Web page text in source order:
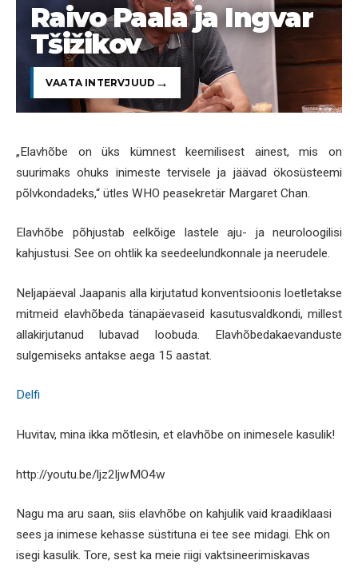
Raivo Paala ja Ingvar
Tšižikov
VAATA INTERVJUUD
„Elavhõbe on üks kümnest keemilisest ainest, mis on
suurimaks ohuks inimeste tervisele ja jäävad ökosüsteemi
põlvkondadeks,“ ütles WHO peasekretär Margaret Chan.
Elavhõbe põhjustab eelkõige lastele aju- ja neuroloogilisi
kahjustusi. See on ohtlik ka seedeelundkonnale ja neerudele.
Neljapäeval Jaapanis alla kirjutatud konventsioonis loetletakse
mitmeid elavhõbeda tänapäevaseid kasutusvaldkondi, millest
allakirjutanud lubavad loobuda. Elavhõbedakaevanduste
sulgemiseks antakse aega 15 aastat.
Delfi
Huvitav, mina ikka mõtlesin, et elavhõbe on inimesele kasulik!
http://youtu.be/ljz2ljwMO4w
Nagu ma aru saan, siis elavhõbe on kahjulik vaid kraadiklaasi
sees ja inimese kehasse süstituna ei tee see midagi. Ehk on
isegi kasulik. Tore, sest ka meie riigi vaktsineerimiskavas